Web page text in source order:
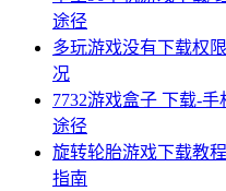
途径
多玩游戏没有下载权
况
7732游戏盒子 下载-
途径
旋转轮胎游戏下载教
指南